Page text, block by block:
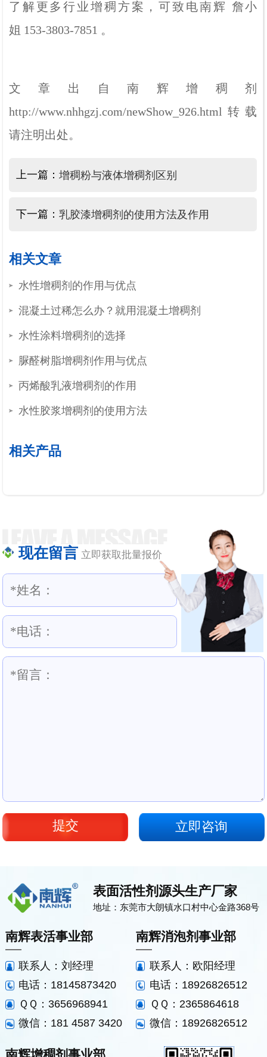
了解更多行业增稠方案，可致电南辉 詹小
姐 153-3803-7851 。
文章出自南辉增稠剂
http://www.nhhgzj.com/newShow_926.html 转载
请注明出处。
上一篇：增稠粉与液体增稠剂区别
下一篇：乳胶漆增稠剂的使用方法及作用
相关文章
水性增稠剂的作用与优点
混凝土过稀怎么办？就用混凝土增稠剂
水性涂料增稠剂的选择
脲醛树脂增稠剂作用与优点
丙烯酸乳液增稠剂的作用
水性胶浆增稠剂的使用方法
相关产品
现在留言 立即获取批量报价
立即咨询
表面活性剂源头生产厂家
地址：东莞市大朗镇水口村中心金路368号
南辉表活事业部
联系人：刘经理
电话：18145873420
ＱＱ：3656968941
微信：181 4587 3420
南辉消泡剂事业部
联系人：欧阳经理
电话：18926826512
ＱＱ：2365864618
微信：18926826512
南辉增稠剂事业部